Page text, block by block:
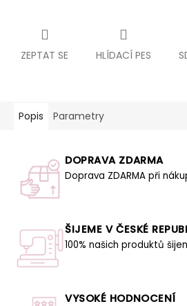
ZEPTAT SE HLÍDACÍ PES
Popis Parametry
DOPRAVA ZDARMA
Doprava ZDARMA při
ŠIJEME V ČESKÉ
100% našich produktů
VYSOKÉ HODNOCENÍ